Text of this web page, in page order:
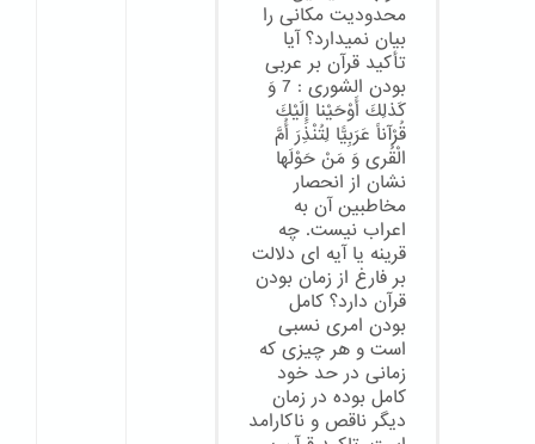
محدودیت مکانی را
بیان نمیدارد؟ آیا
تأکید قرآن بر عربی
بودن الشورى : 7 وَ
كَذلِكَ أَوْحَيْنا إِلَيْكَ
قُرْآناً عَرَبِيًّا لِتُنْذِرَ أُمَّ
الْقُرى‏ وَ مَنْ حَوْلَها
نشان از انحصار
مخاطبین آن به
اعراب نیست. چه
قرینه یا آیه ای دلالت
بر فارغ از زمان بودن
قرآن دارد؟ کامل
بودن امری نسبی
است و هر چیزی که
زمانی در حد خود
کامل بوده در زمان
دیگر ناقص و ناکارامد